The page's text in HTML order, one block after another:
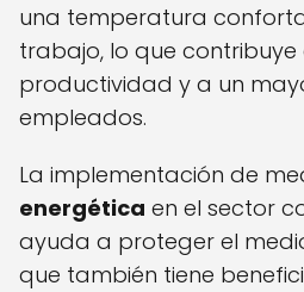
una temperatura
trabajo, lo que
productividad y a un
empleados.
La implementación de
energética en el sector
ayuda a proteger el
que también tiene